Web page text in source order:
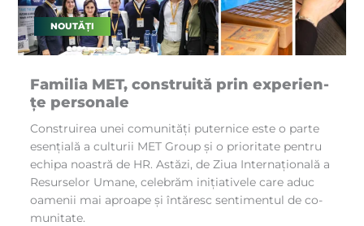
NOUTĂȚI
Fa­mi­lia MET, con­stru­i­tă prin ex­pe­rien­
țe per­so­na­le
Con­stru­i­rea unei co­mu­ni­tăți pu­ter­ni­ce es­te o par­te
esen­ți­a­lă a cul­tu­rii MET Gro­up și o pri­o­ri­ta­te pen­tru
echi­pa noas­tră de HR. As­tăzi, de Zi­ua In­ter­națio­na­lă a
Re­sur­se­lor Uma­ne, ce­le­brăm ini­ția­ti­ve­le ca­re aduc
oa­me­nii mai aproa­pe și în­tă­resc sen­ti­men­tul de co­
mu­ni­ta­te.